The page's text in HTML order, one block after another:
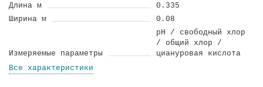
Длина м
0.335
Ширина м
0.08
Измеряемые параметры
pH / свободный хлор
/ общий хлор /
циануровая кислота
Все характеристики